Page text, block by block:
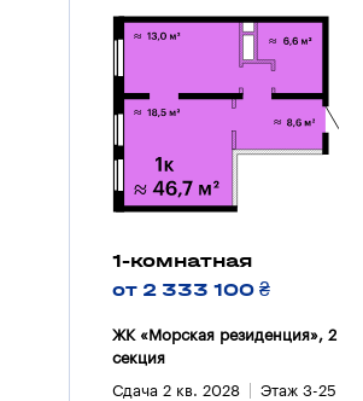
1-комнатная
от 2 333 100 ₴
ЖК «Морская резиденция», 2
секция
Сдача 2 кв. 2028 Этаж 3-25